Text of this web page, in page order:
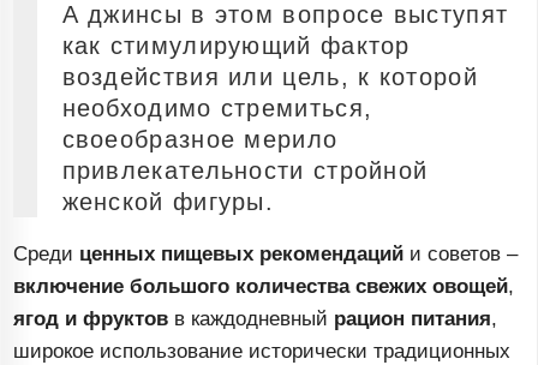
А джинсы в этом вопросе выступят
как стимулирующий фактор
воздействия или цель, к которой
необходимо стремиться,
своеобразное мерило
привлекательности стройной
женской фигуры.
Среди ценных пищевых рекомендаций и советов –
включение большого количества свежих овощей,
ягод и фруктов в каждодневный рацион питания,
широкое использование исторически традиционных